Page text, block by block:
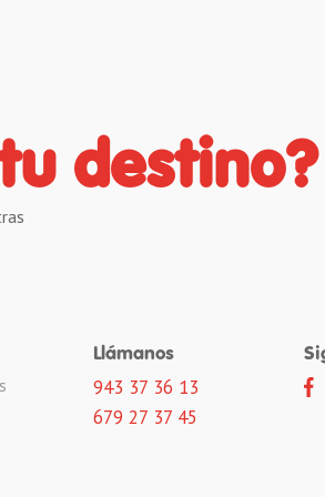
destino?
Llámanos
943 37 36 13
679 27 37 45